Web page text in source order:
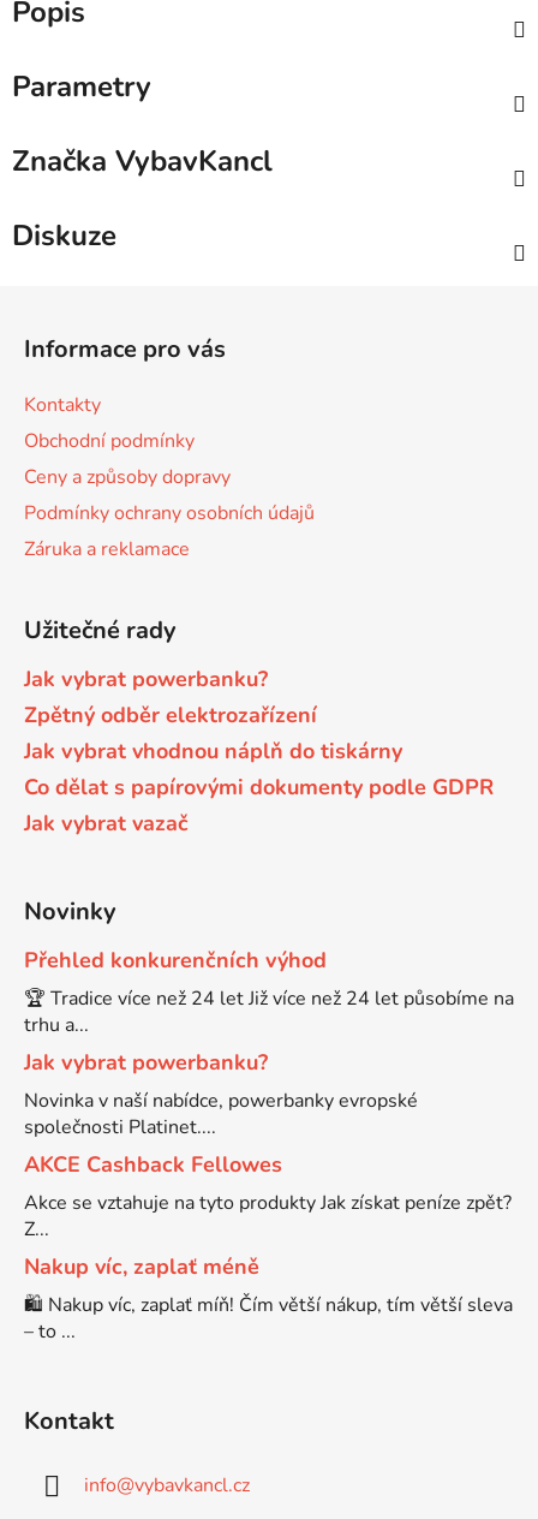
Popis
Parametry
Značka VybavKancl
Diskuze
Informace pro vás
Kontakty
Obchodní podmínky
Ceny a způsoby dopravy
Podmínky ochrany osobních údajů
Záruka a reklamace
Užitečné rady
Jak vybrat powerbanku?
Zpětný odběr elektrozařízení
Jak vybrat vhodnou náplň do tiskárny
Co dělat s papírovými dokumenty podle GDPR
Jak vybrat vazač
Novinky
Přehled konkurenčních výhod
🏆 Tradice více než 24 let Již více než 24 let působíme na
trhu a...
Jak vybrat powerbanku?
Novinka v naší nabídce, powerbanky evropské
společnosti Platinet....
AKCE Cashback Fellowes
Akce se vztahuje na tyto produkty Jak získat peníze zpět?
Z...
Nakup víc, zaplať méně
🛍️ Nakup víc, zaplať míň! Čím větší nákup, tím větší sleva
– to ...
Kontakt
info@vybavkancl.cz